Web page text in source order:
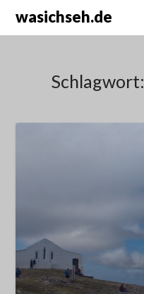
wasichseh.de
Schlagwort: